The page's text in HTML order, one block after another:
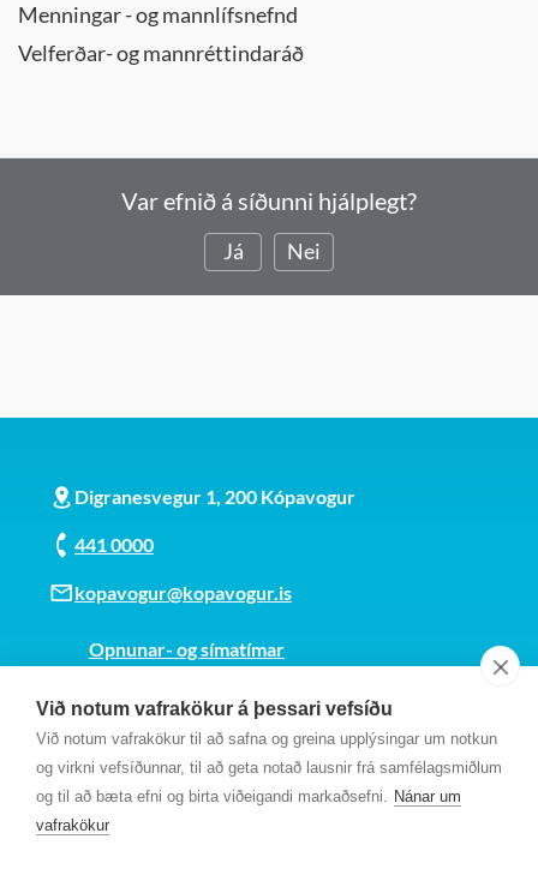
Við notum vafrakökur á þessari vefsíðu
Við notum vafrakökur til að safna og greina upplýsingar um notkun
og virkni vefsíðunnar, til að geta notað lausnir frá samfélagsmiðlum
og til að bæta efni og birta viðeigandi markaðsefni. Nánar um
vafrakökur
Menningar - og mannlífsnefnd
Velferðar- og mannréttindaráð
Var efnið á síðunni hjálplegt?
Já Nei
Digranesvegur 1, 200 Kópavogur
441 0000
kopavogur@kopavogur.is
Opnunar- og símatímar
Kt. 700169-3759
Fundarmannagátt